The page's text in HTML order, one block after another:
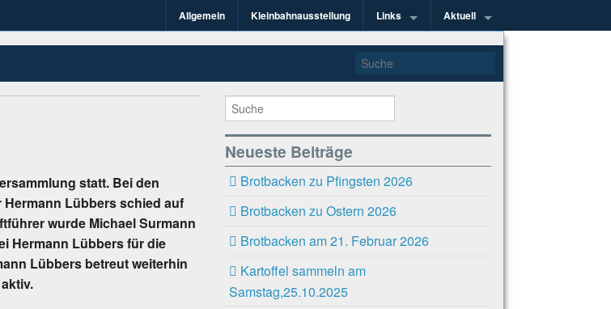
Allgemein Kleinbahnausstellung Links Aktuell
Bawinkel e.V.
statt. Bei den
Lübbers schied auf
wurde Michael Surmann
Hermann Lübbers für die
Lübbers betreut weiterhin
Neueste Beiträge
Brotbacken zu Pfingsten 2026
Brotbacken zu Ostern 2026
Brotbacken am 21. Februar 2026
Kartoffel sammeln am
Samstag,25.10.2025